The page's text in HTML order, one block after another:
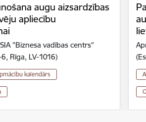
augu aizsardzības
apliecību
"Biznesa vadības centrs"
Rīga, LV-1016)
kalendārs